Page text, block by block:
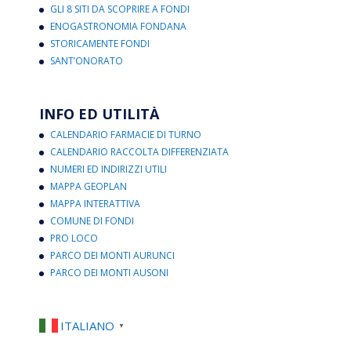
GLI 8 SITI DA SCOPRIRE A FONDI
ENOGASTRONOMIA FONDANA
STORICAMENTE FONDI
SANT’ONORATO
INFO ED UTILITÀ
CALENDARIO FARMACIE DI TURNO
CALENDARIO RACCOLTA DIFFERENZIATA
NUMERI ED INDIRIZZI UTILI
MAPPA GEOPLAN
MAPPA INTERATTIVA
COMUNE DI FONDI
PRO LOCO
PARCO DEI MONTI AURUNCI
PARCO DEI MONTI AUSONI
ITALIANO ▼